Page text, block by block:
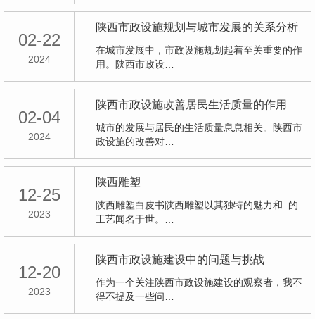
02-22
2024
陕西市政设施规划与城市发展的关系分析
在城市发展中，市政设施规划起着至关重要的作
用。陕西市政设…
02-04
2024
陕西市政设施改善居民生活质量的作用
城市的发展与居民的生活质量息息相关。陕西市
政设施的改善对…
12-25
2023
陕西雕塑
陕西雕塑白皮书陕西雕塑以其独特的魅力和..的
工艺闻名于世。…
12-20
2023
陕西市政设施建设中的问题与挑战
作为一个关注陕西市政设施建设的观察者，我不
得不提及一些问…